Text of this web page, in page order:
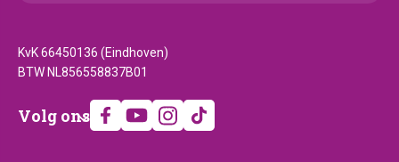
KvK 66450136 (Eindhoven)
BTW NL856558837B01
Volg
Volg ons